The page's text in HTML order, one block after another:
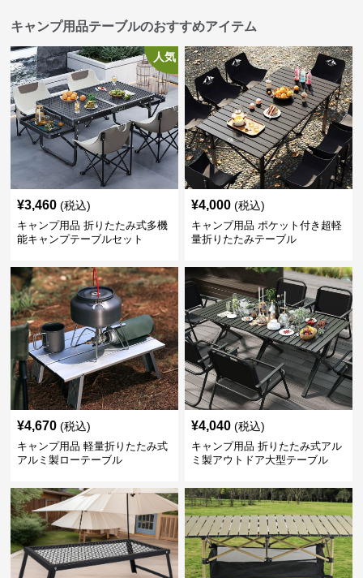
キャンプ用品テーブルのおすすめアイテム
人気
¥3,460 (税込)
キャンプ用品 折りたたみ式多機
能キャンプテーブルセット
¥4,000 (税込)
キャンプ用品 ポケット付き超軽
量折りたたみテーブル
¥4,670 (税込)
キャンプ用品 軽量折りたたみ式
アルミ製ローテーブル
¥4,040 (税込)
キャンプ用品 折りたたみ式アル
ミ製アウトドア大型テーブル